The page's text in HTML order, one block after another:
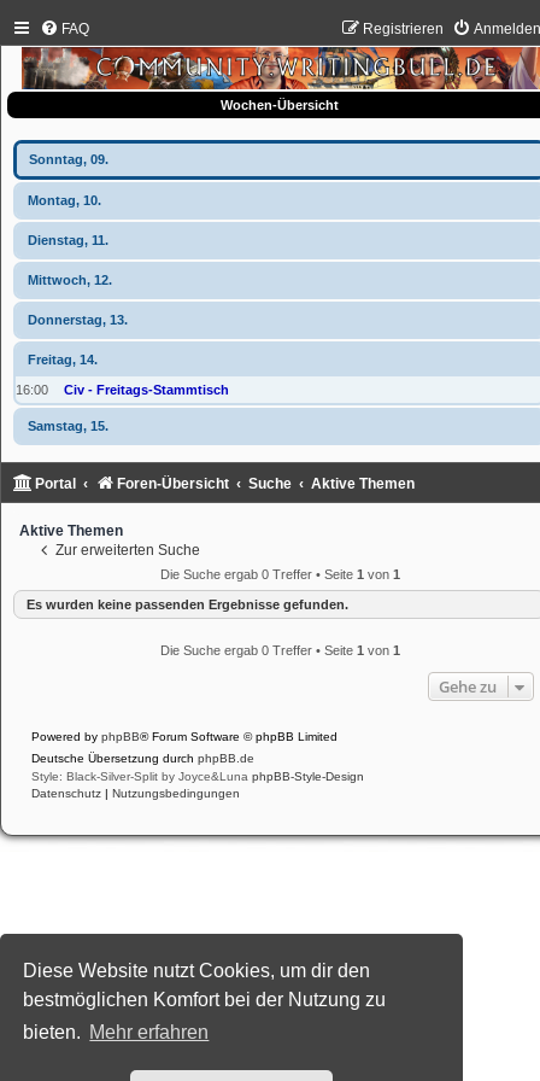
Diese Website nutzt Cookies, um dir den
bestmöglichen Komfort bei der Nutzung zu
bieten. Mehr erfahren
FAQ Registrieren
Wochen-Übersicht
Sonntag, 09.
Montag, 10.
Dienstag, 11.
Mittwoch, 12.
Donnerstag, 13.
Freitag, 14.
16:00 Civ - Freitags-Stammtisch
Samstag, 15.
Portal Foren-Übersicht Suche Aktive Themen
Aktive Themen
Zur erweiterten Suche
Die Suche ergab 0 Treffer • Seite 1 von 1
Es wurden keine passenden Ergebnisse gefunden.
Die Suche ergab 0 Treffer • Seite 1 von 1
Gehe zu
Powered by phpBB® Forum Software © phpBB Limited
Deutsche Übersetzung durch phpBB.de
Style: Black-Silver-Split by Joyce&Luna phpBB-Style-Design
Datenschutz
Nutzungsbedingungen